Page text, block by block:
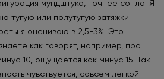
мундштука, точнее сопла. Я
тугую или полутугую затяжки.
я оцениваю в 2,5-3%. Это
как говорят, например, про
10, ощущается как минус 15. Так
чувствуется, совсем легкой